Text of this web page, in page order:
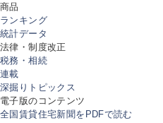
商品
ランキング
統計データ
法律・制度改正
税務・相続
連載
深掘りトピックス
電子版のコンテンツ
全国賃貸住宅新聞をPDFで読む